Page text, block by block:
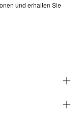
und erhalten Sie